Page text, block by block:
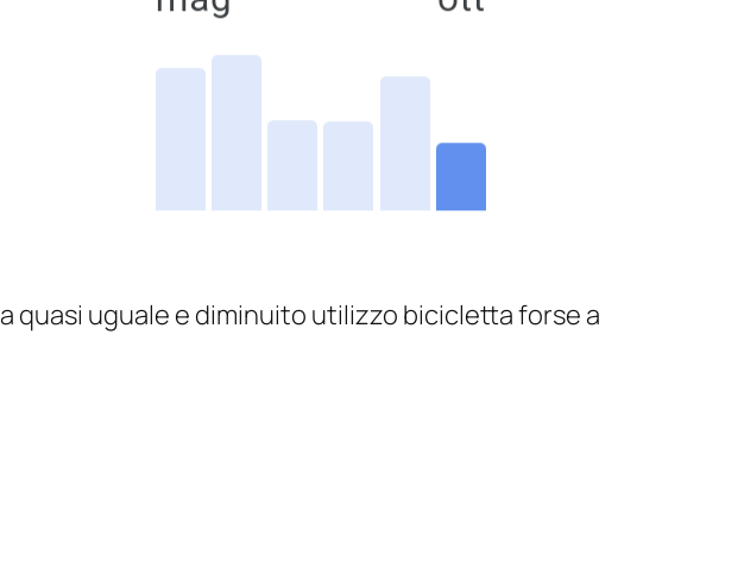
uguale e diminuito utilizzo bicicletta forse a